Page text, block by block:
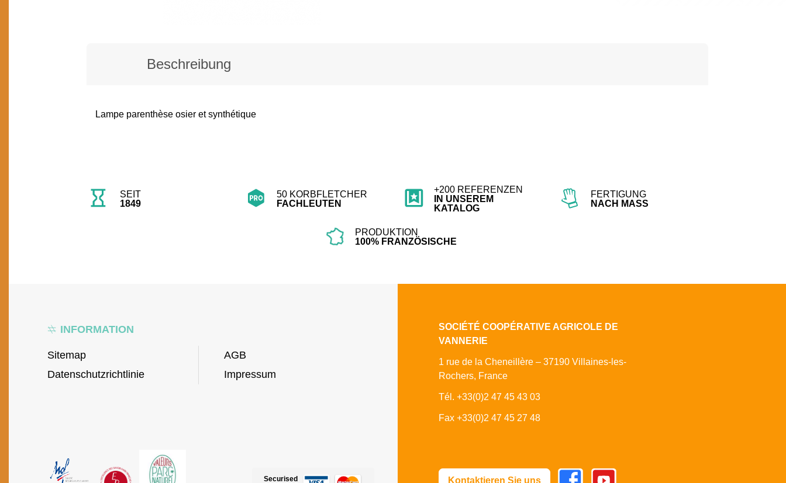
Beschreibung
Lampe parenthèse osier et synthétique
SEIT
1849
50 KORBFLETCHER
FACHLEUTEN
+200 REFERENZEN
IN UNSEREM
KATALOG
FERTIGUNG
NACH MASS
PRODUKTION
100% FRANZÖSISCHE
INFORMATION
Sitemap
Datenschutzrichtlinie
AGB
Impressum
SOCIÉTÉ COOPÉRATIVE AGRICOLE DE
VANNERIE
1 rue de la Cheneillère – 37190 Villaines-les-
Rochers, France
Tél. +33(0)2 47 45 43 03
Fax +33(0)2 47 45 27 48
Securised
Kontaktieren Sie uns
FacebookYoutube